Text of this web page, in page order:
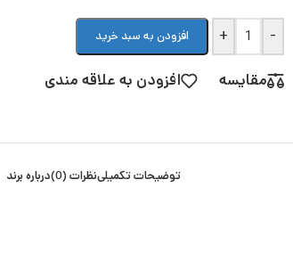
-
+ افزودن به سبد خرید
مقایسه افزودن به علاقه مندی
توضیحات تکمیلینظرات (0) درباره برند